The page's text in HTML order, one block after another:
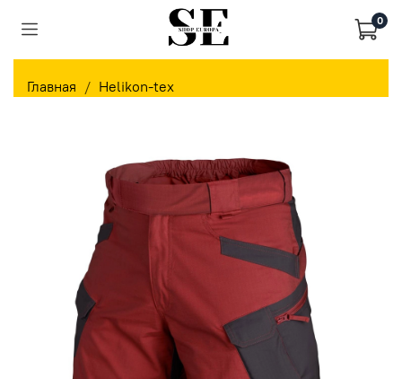
0
Главная Helikon-tex